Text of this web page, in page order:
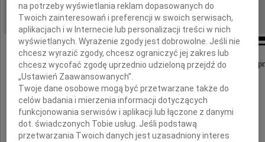
DATA EMISJI: 01.09.2014
Z wielkim bólem zawiadamiamy, że dnia 26
zmarła nasza Koleżanka i Przyjaciółka
Basia Grabowska
na potrzeby wyświetlania reklam dopasowanych do
Twoich zainteresowań i preferencji w swoich serwisach,
aplikacjach i w Internecie lub personalizacji treści w nich
wyświetlanych. Wyrażenie zgody jest dobrowolne. Jeśli nie
chcesz wyrazić zgody, chcesz ograniczyć jej zakres lub
chcesz wycofać zgodę uprzednio udzieloną przejdź do
„Ustawień Zaawansowanych”.
Twoje dane osobowe mogą być przetwarzane także do
celów badania i mierzenia informacji dotyczących
funkcjonowania serwisów i aplikacji lub łączone z danymi
dot. świadczonych Tobie usług. Jeśli podstawą
przetwarzania Twoich danych jest uzasadniony interes